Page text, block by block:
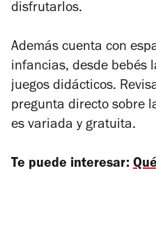
disfrutarlos.
Además cuenta con
infancias, desde bebés
juegos didácticos.
pregunta directo sobre
es variada y gratuita.
Te puede interesar: